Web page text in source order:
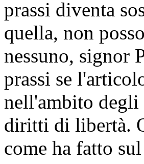
prassi diventa
quella, non
nessuno, signor
prassi se
nell'ambito
diritti di libertà.
come ha fatto